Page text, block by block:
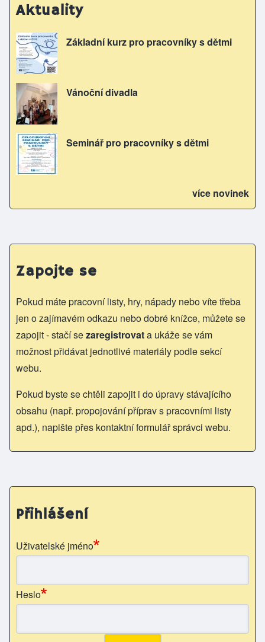
Aktuality
Základní kurz pro pracovníky s dětmi
Vánoční divadla
Seminář pro pracovníky s dětmi
více novinek
Zapojte se
Pokud máte pracovní listy, hry, nápady nebo víte třeba
jen o zajímavém odkazu nebo dobré knížce, můžete se
zapojit - stačí sezaregistrovata ukáže se vám
možnost přidávat jednotlivé materiály podle sekcí
webu.
Pokud byste se chtěli zapojit i do úpravy stávajícího
obsahu (např. propojování příprav s pracovními listy
apd.), napište přes kontaktní formulář správci webu.
Přihlášení
Uživatelské jméno
Heslo